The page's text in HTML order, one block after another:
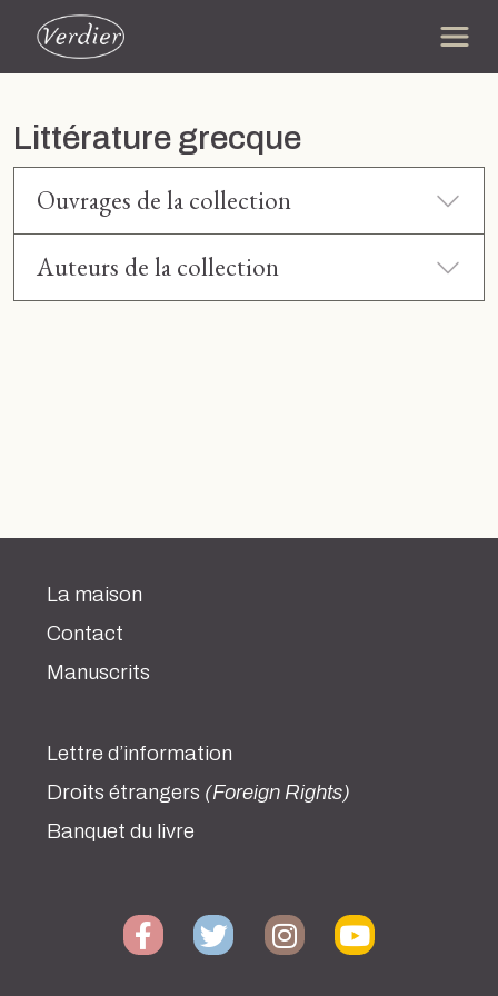
Littérature grecque
Ouvrages de la collection
Auteurs de la collection
La maison
Contact
Manuscrits
Lettre d’information
Droits étrangers (Foreign Rights)
Banquet du livre